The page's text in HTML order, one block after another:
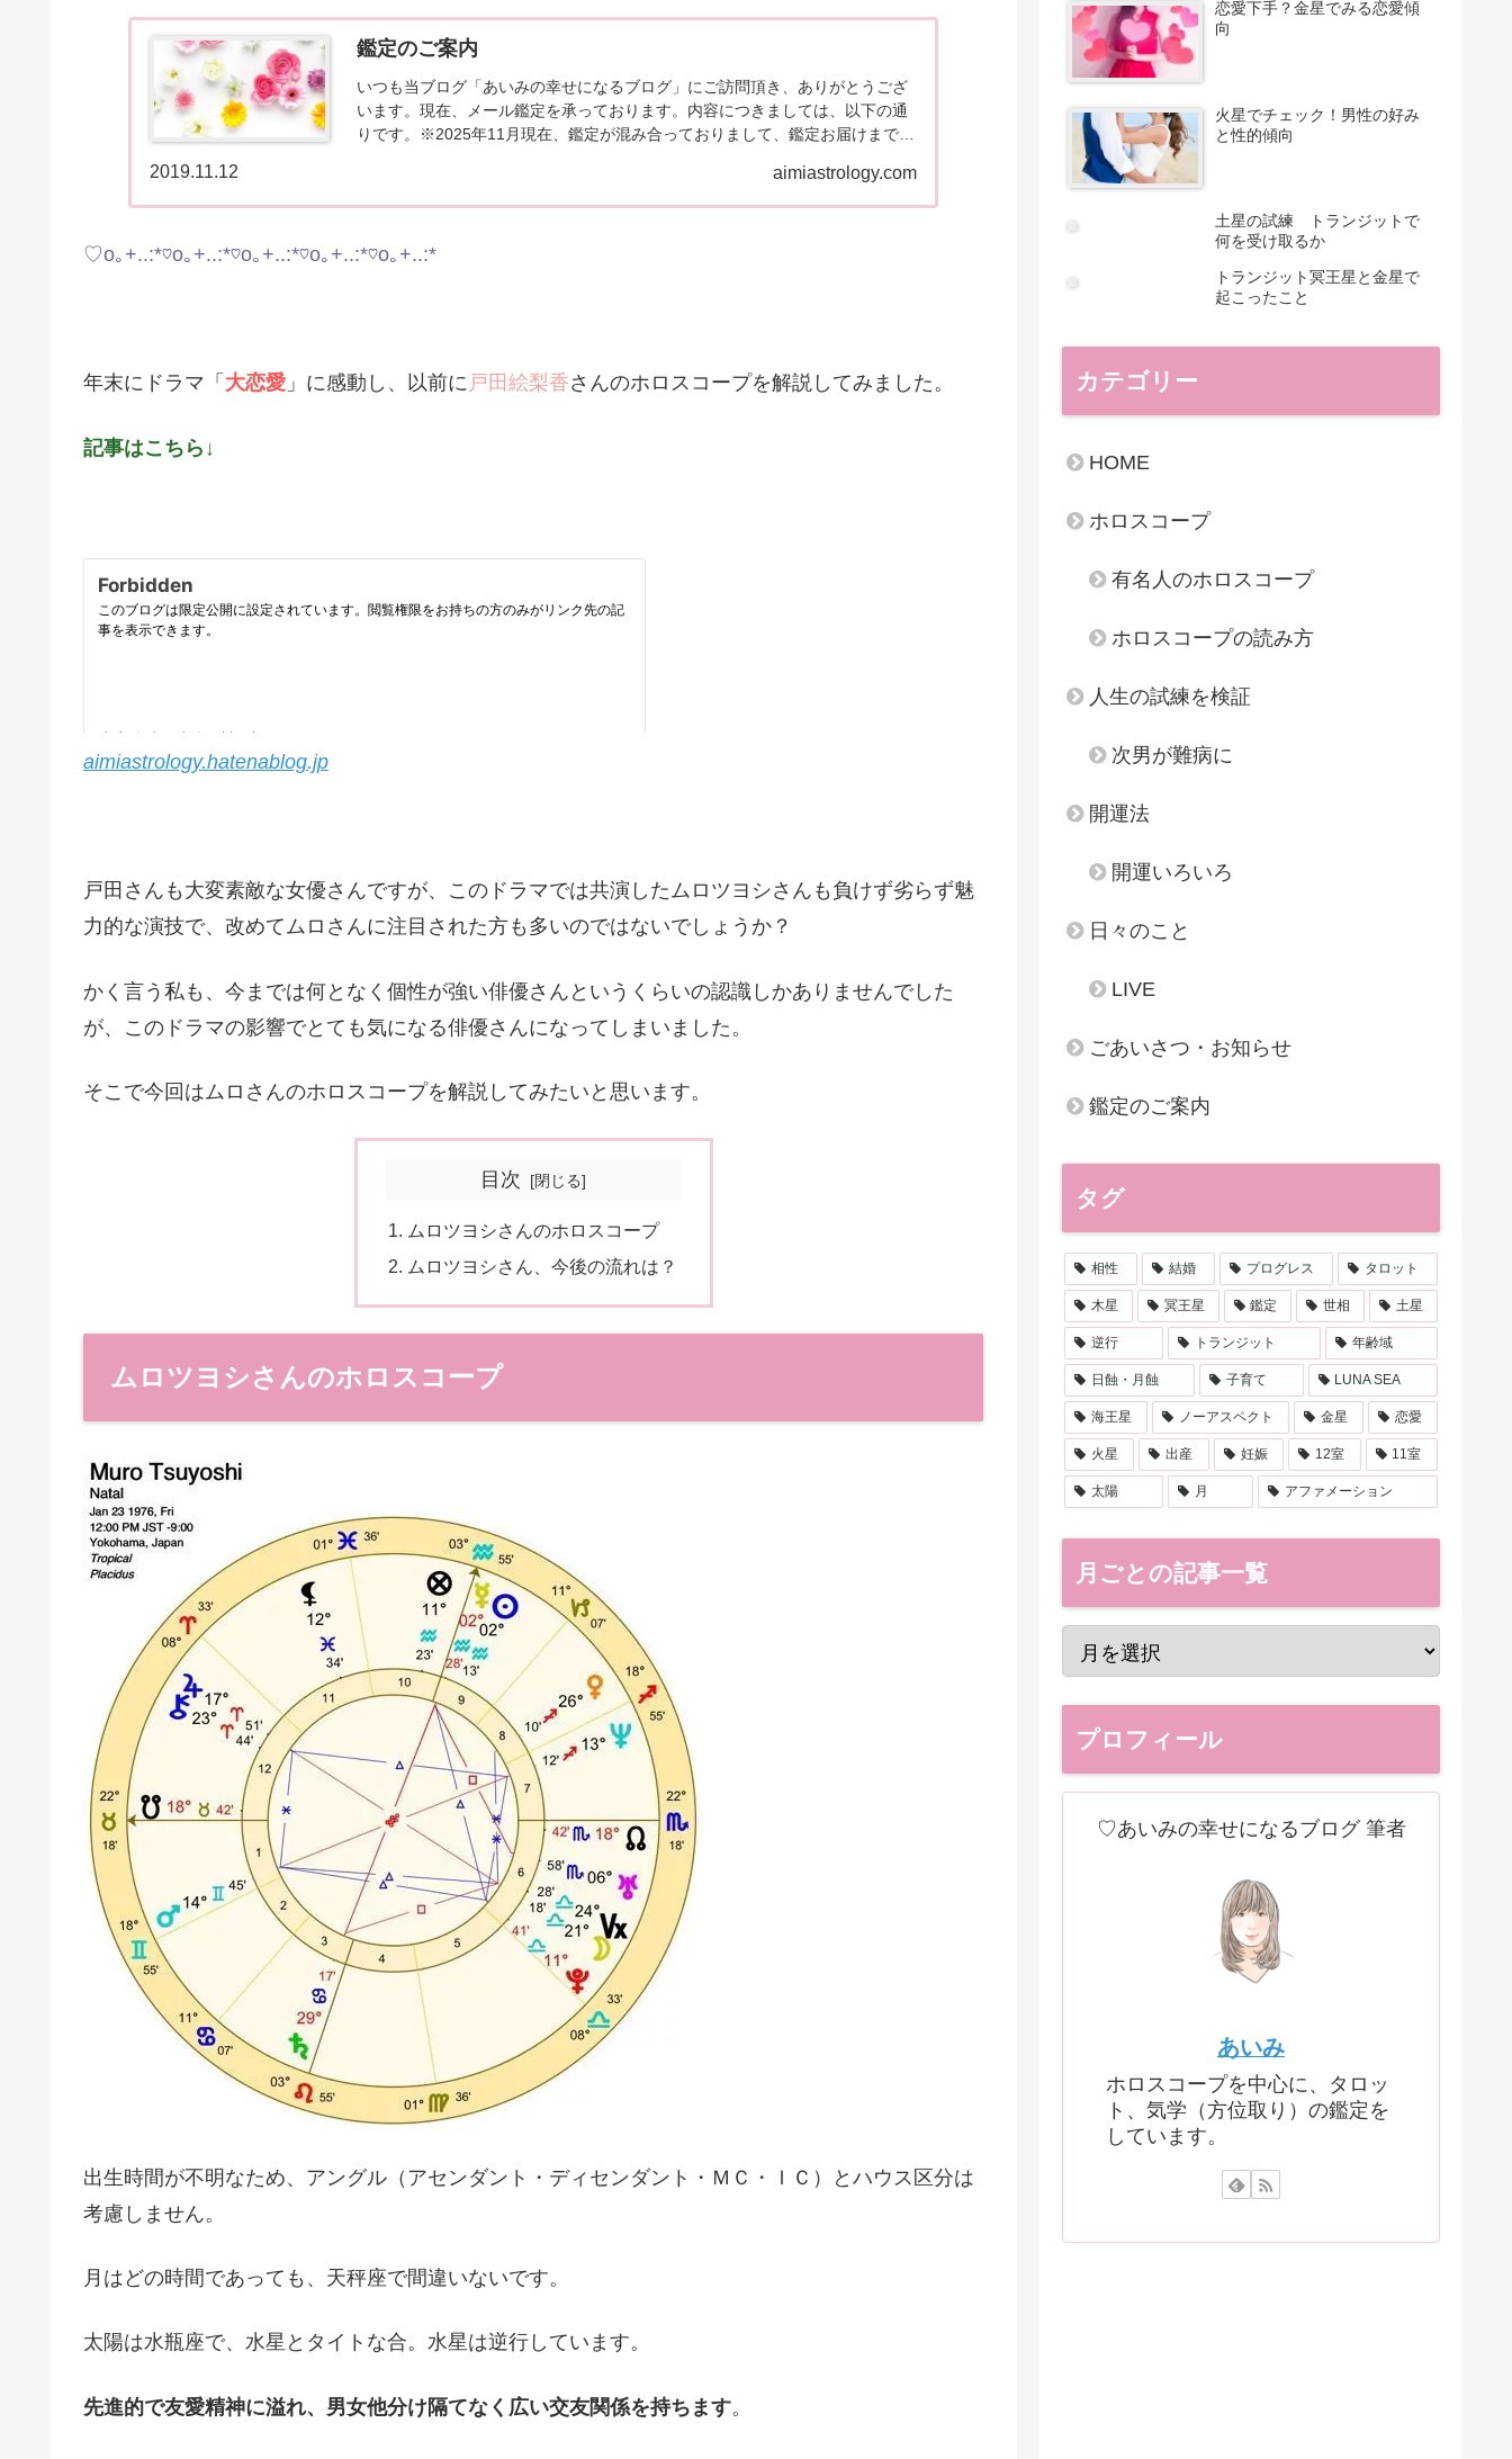
鑑定のご案内
いつも当ブログ「あいみの幸せになるブログ」にご訪問頂き、ありがとうござ
います。現在、メール鑑定を承っております。内容につきましては、以下の通
りです。※2025年11月現在、鑑定が混み合っておりまして、鑑定お届けまで通
aimiastrology.com
2019.11.12
♡o｡+..:*♡o｡+..:*♡o｡+..:*♡o｡+..:*♡o｡+..:*
年末にドラマ「 大恋愛 」に感動し、以前に 戸田絵梨香さんのホロスコープを解説してみました。
記事はこちら↓
aimiastrology.hatenablog.jp
戸田さんも大変素敵な女優さんですが、このドラマでは共演したムロツヨシさんも負けず劣らず魅
力的な演技で、改めてムロさんに注目された方も多いのではないでしょうか？
かく言う私も、今までは何となく個性が強い俳優さんというくらいの認識しかありませんでした
が、このドラマの影響でとても気になる俳優さんになってしまいました。
そこで今回はムロさんのホロスコープを解説してみたいと思います。
目次
ムロツヨシさんのホロスコープ
ムロツヨシさん、今後の流れは？
ムロツヨシさんのホロスコープ
出生時間が不明なため、アングル（アセンダント・ディセンダント・ＭＣ・ＩＣ）とハウス区分は
考慮しません。
月はどの時間であっても、天秤座で間違いないです。
太陽は水瓶座で、水星とタイトな合。水星は逆行しています。
先進的で友愛精神に溢れ、男女他分け隔てなく広い交友関係を持ちます。
恋愛下手？金星でみる恋愛傾
向
火星でチェック！男性の好み
と性的傾向
土星の試練 トランジットで
何を受け取るか
トランジット冥王星と金星で
起こったこと
カテゴリー
HOME
ホロスコープ
有名人のホロスコープ
ホロスコープの読み方
人生の試練を検証
次男が難病に
開運法
開運いろいろ
日々のこと
LIVE
ごあいさつ・お知らせ
鑑定のご案内
タグ
相性 結婚 プログレス タロット
木星 冥王星 鑑定 世相 土星
逆行 トランジット 年齢域
日蝕・月蝕 子育て LUNA SEA
海王星 ノーアスペクト 金星 恋愛
火星 出産 妊娠 12室 11室
太陽 月 アファメーション
月ごとの記事一覧
プロフィール
♡あいみの幸せになるブログ 筆者
あいみ
ホロスコープを中心に、タロッ
ト、気学（方位取り）の鑑定を
しています。